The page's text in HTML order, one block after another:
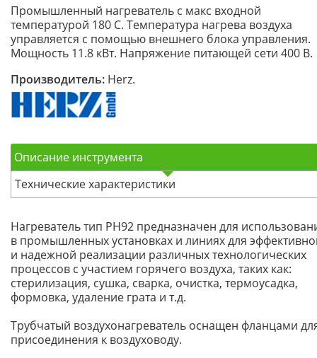
Промышленный нагреватель с макс входной
температурой 180 С. Температура нагрева воздуха
управляется с помощью внешнего блока управления.
Мощность 11.8 кВт. Напряжение питающей сети 400 В.
Производитель: Herz.
Описание инструмента
Технические характеристики
Нагреватель тип PH92 предназначен для
в промышленных установках и линиях для
и надежной реализации различных технологических
процессов с участием горячего воздуха, таких как:
стерилизация, сушка, сварка, очистка, термоусадка,
формовка, удаление грата и т.д.
Трубчатый воздухонагреватель оснащен фланцами
присоединения к воздуховоду.